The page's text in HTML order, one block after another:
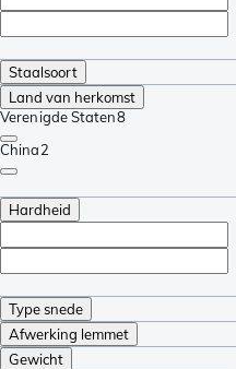
Staalsoort
Land van herkomst
Verenigde Staten8
China2
Hardheid
Type snede
Afwerking lemmet
Gewicht